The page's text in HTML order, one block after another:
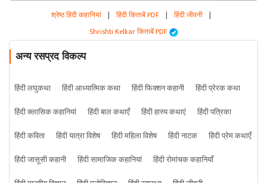
श्रेष्ठ हिंदी कहानियां | हिंदी किताबें PDF | हिंदी जीवनी |
Shrishti Kelkar किताबें PDF
अन्य रसप्रद विकल्प
हिंदी लघुकथा हिंदी आध्यात्मिक कथा हिंदी फिक्शन कहानी
हिंदी प्रेरक कथा
हिंदी क्लासिक कहानियां
हिंदी बाल कथाएँ हिंदी हास्य कथाएं
हिंदी पत्रिका
हिंदी कविता
हिंदी यात्रा विशेष हिंदी महिला विशेष हिंदी नाटक
हिंदी प्रेम कथाएँ
हिंदी जासूसी कहानी
हिंदी सामाजिक कहानियां
हिंदी रोमांचक कहानियाँ